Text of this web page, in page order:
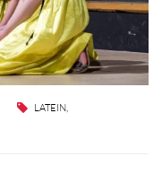
LATEIN,